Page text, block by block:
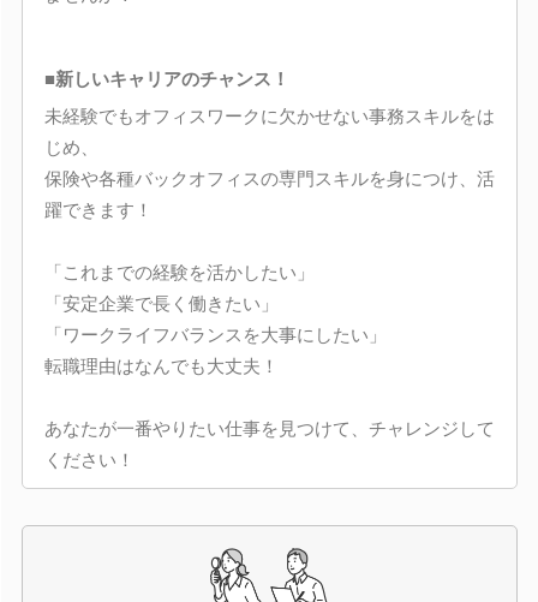
■新しいキャリアのチャンス！
未経験でもオフィスワークに欠かせない事務スキルをは
じめ、
保険や各種バックオフィスの専門スキルを身につけ、活
躍できます！
「これまでの経験を活かしたい」
「安定企業で長く働きたい」
「ワークライフバランスを大事にしたい」
転職理由はなんでも大丈夫！
あなたが一番やりたい仕事を見つけて、チャレンジして
ください！